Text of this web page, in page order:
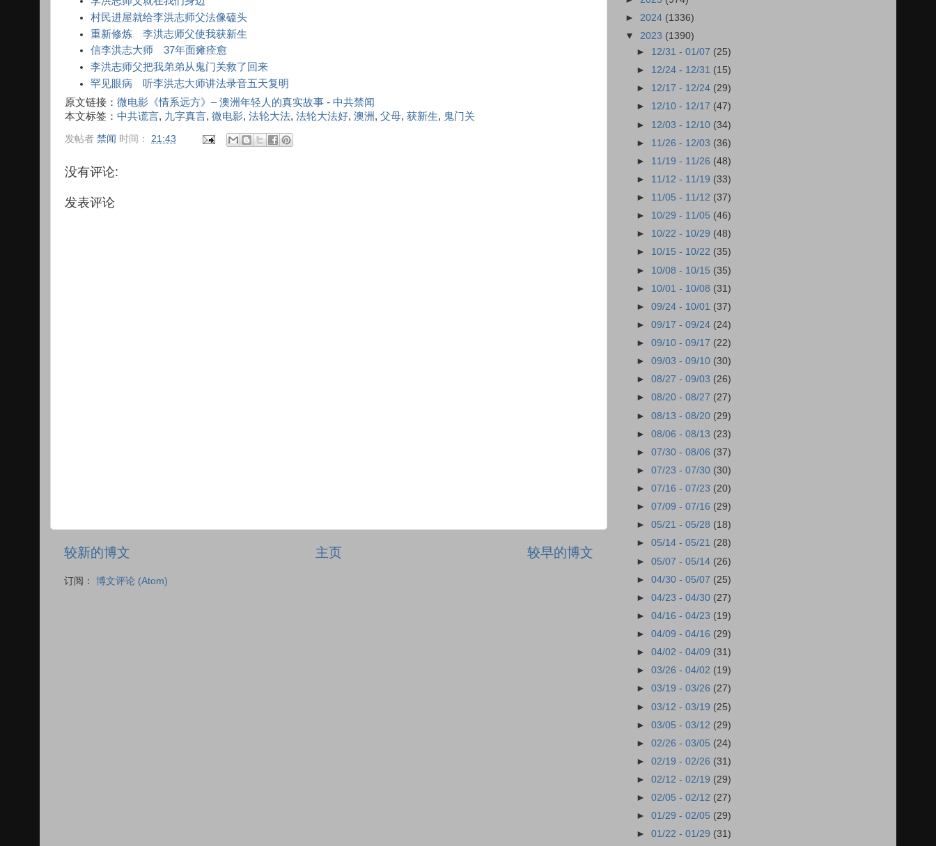
村民进屋就给李洪志师父法像磕头
重新修炼 李洪志师父使我获新生
信李洪志大师 37年面瘫痊愈
李洪志师父把我弟弟从鬼门关救了回来
罕见眼病 听李洪志大师讲法录音五天复明
原文链接： 微电影《情系远方》– 澳洲年轻人的真实故事 - 中共禁闻
本文标签： 中共谎言, 九字真言, 微电影, 法轮大法, 法轮大法好, 澳洲 , 父母, 获新生, 鬼门关
发帖者 禁闻 时间： 21:43
没有评论:
发表评论
较新的博文 较早的博文
主页
订阅： 博文评论 (Atom)
► 2024 (1336)
▼ 2023 (1390)
► 12/31 - 01/07 (25)
► 12/24 - 12/31 (15)
► 12/17 - 12/24 (29)
► 12/10 - 12/17 (47)
► 12/03 - 12/10 (34)
► 11/26 - 12/03 (36)
► 11/19 - 11/26 (48)
► 11/12 - 11/19 (33)
► 11/05 - 11/12 (37)
► 10/29 - 11/05 (46)
► 10/22 - 10/29 (48)
► 10/15 - 10/22 (35)
► 10/08 - 10/15 (35)
► 10/01 - 10/08 (31)
►09/24 - 10/01 (37)
►09/17 - 09/24 (24)
►09/10 - 09/17 (22)
►09/03 - 09/10 (30)
►08/27 - 09/03 (26)
►08/20 - 08/27 (27)
►08/13 - 08/20 (29)
►08/06 - 08/13 (23)
►07/30 - 08/06 (37)
►07/23 - 07/30 (30)
►07/16 - 07/23 (20)
►07/09 - 07/16 (29)
►05/21 - 05/28 (18)
►05/14 - 05/21 (28)
►05/07 - 05/14 (26)
►04/30 - 05/07 (25)
►04/23 - 04/30 (27)
►04/16 - 04/23 (19)
►04/09 - 04/16 (29)
►04/02 - 04/09 (31)
►03/26 - 04/02 (19)
►03/19 - 03/26 (27)
►03/12 - 03/19 (25)
►03/05 - 03/12 (29)
►02/26 - 03/05 (24)
►02/19 - 02/26 (31)
►02/12 - 02/19 (29)
►02/05 - 02/12 (27)
►01/29 - 02/05 (29)
►01/22 - 01/29 (31)